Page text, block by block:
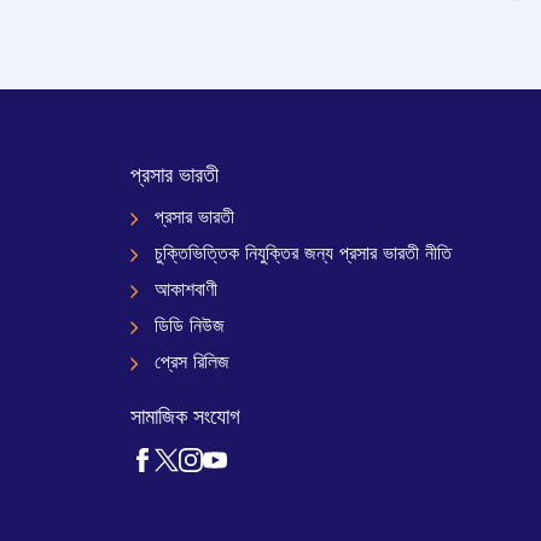
প্রসার ভারতী
প্রসার ভারতী
চুক্তিভিত্তিক নিযুক্তির জন্য প্রসার ভারতী নীতি
আকাশবাণী
ডিডি নিউজ
প্রেস রিলিজ
সামাজিক সংযোগ